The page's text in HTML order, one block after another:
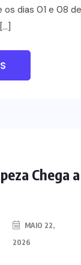
dias 01 e 08
Chega
MAIO 22,
2026